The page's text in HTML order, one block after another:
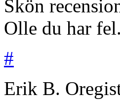
Skön
Olle du har fel.
#
Erik B.